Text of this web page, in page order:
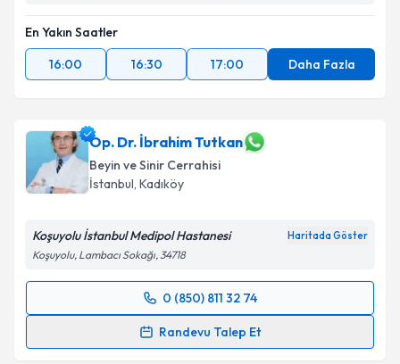
En Yakın Saatler
16:00
16:30 17:00 Daha Fazla
Op. Dr. İbrahim Tutkan
Beyin ve Sinir Cerrahisi
İstanbul, Kadıköy
Koşuyolu İstanbul Medipol Hastanesi Haritada Göster
Koşuyolu, Lambacı Sokağı, 34718
0 (850) 811 32 74
Randevu Talep Et
Randevu Takvimi Talebi